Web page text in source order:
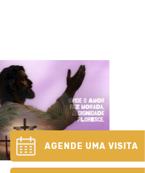
AGENDE UMA VISITA